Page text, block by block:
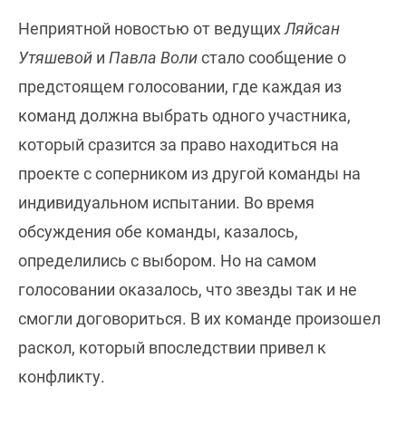
Неприятной новостью от ведущихЛяйсан
Утяшевой и Павла Волистало сообщение о
предстоящем голосовании, где каждая из
команд должна выбрать одного участника,
который сразится за право находиться на
проекте с соперником из другой команды на
индивидуальном испытании. Во время
обсуждения обе команды, казалось,
определились с выбором. Но на самом
голосовании оказалось, что звезды так и не
смогли договориться. В их команде произошел
раскол, который впоследствии привел к
конфликту.